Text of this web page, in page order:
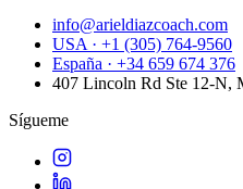
info@arieldiazcoach.com
USA · +1 (305) 764-9560
España · +34 659 674 376
407 Lincoln Rd Ste 12-N,
Sígueme